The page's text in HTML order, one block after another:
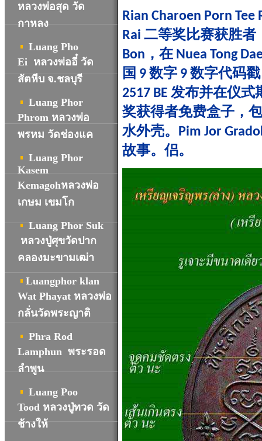
หลวงพ่อสุด วัด
กาหลง
Luang Pho
Ei หลวงพ่ออี๋ วัด
สัตหีบ จ.ชลบุรี
Luang Phor
Phrom หลวงพ่อ
พรหม วัดช่องแค
Luang Phor
Kasem
Kemagohหลวงพ่อ
เกษม เขมโก
Luang Phor Suk
หลวงปู่ศุขวัดปาก
คลองมะขามเฒ่า
Luangphor klan
Wat Phayat หลวงพ่อ
กลั่นวัดพระญาติ
Phra Rod
Lamphun พระรอด
ลำพูน
Luang Poo
Tood หลวงปู่ทวด วัด
ช้างให้
Rian Charoen Porn
Rai 二等奖比赛获胜者
Bon，在 Nuea Tong
国 9 数字 9 数字代码
2517 BE 发布并在仪
奖获得者免费盒子，
水外壳。Pim Jor
故事。侣。